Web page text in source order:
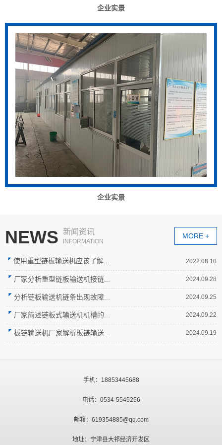
企业实景
企业实景
NEWS 新闻资讯
INFORMATION
MORE +
使用重型链板输送机应该了解... 2022.08.10
厂家分析重型链板输送机接链... 2024.09.28
分析链板输送机链条出现故障... 2024.09.25
厂家简述链板式输送机机槽的... 2024.09.22
板链输送机厂家解析板链输送... 2024.09.19
手机：18853445688
电话：0534-5545256
邮箱：619354885@qq.com
地址：宁津县大祁经济开发区